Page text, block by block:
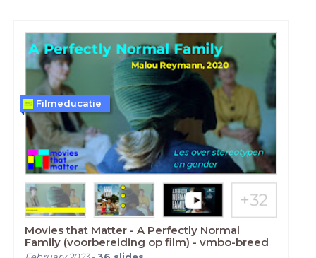
Movies that Matter - A Perfectly Normal
Family (voorbereiding op film) - vmbo-breed
Filmeducatie